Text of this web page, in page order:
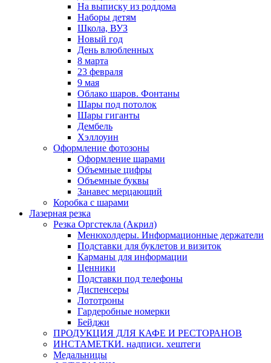
На выписку из роддома
Наборы детям
Школа, ВУЗ
Новый год
День влюбленных
8 марта
23 февраля
9 мая
Облако шаров. Фонтаны
Шары под потолок
Шары гиганты
Дембель
Хэллоуин
Оформление фотозоны
Оформление шарами
Объемные цифры
Объемные буквы
Занавес мерцающий
Коробка с шарами
Лазерная резка
Резка Оргстекла (Акрил)
Менюхолдеры. Информационные держатели
Подставки для буклетов и визиток
Карманы для информации
Ценники
Подставки под телефоны
Диспенсеры
Лототроны
Гардеробные номерки
Бейджи
ПРОДУКЦИЯ ДЛЯ КАФЕ И РЕСТОРАНОВ
ИНСТАМЕТКИ. надписи. хештеги
Медальницы